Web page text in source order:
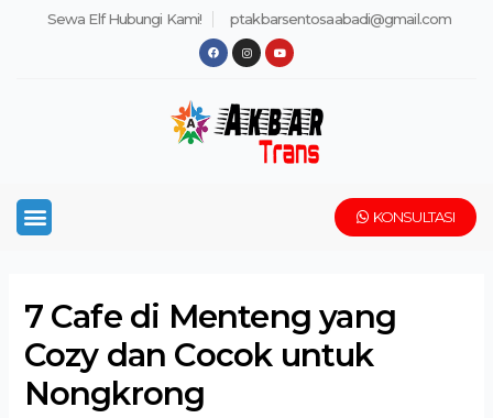
Sewa Elf Hubungi Kami! ptakbarsentosaabadi@gmail.com
F
a
c
k
I
n
s
r
a
m
Y
o
u
e
Menu KONSULTASI
7 Cafe di Menteng yang
Cozy dan Cocok untuk
Nongkrong